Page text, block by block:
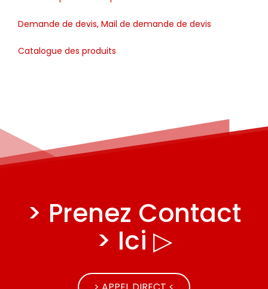
Demande de devis, Mail de demande de devis
Catalogue des produits
> Prenez Contact
> Ici ▷